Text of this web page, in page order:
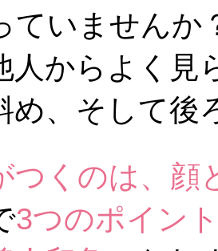
ケア人気ライ
ドレス
ていませんか
人からよく見
め、そして後
つくのは、顔
3つのポイン